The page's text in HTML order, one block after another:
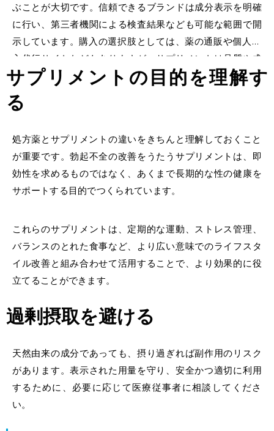
ぶことが大切です。信頼できるブランドは成分表示を明確
に行い、第三者機関による検査結果なども可能な範囲で開
示しています。購入の選択肢としては、薬の通販や個人輸
入代行サイト
などもありますが、サプリメントは品質や成
分表示を重視して選ぶことが大切です。
サプリメントの目的を理解す
る
処方薬とサプリメントの違いをきちんと理解しておくこと
が重要です。勃起不全の改善をうたうサプリメントは、即
効性を求めるものではなく、あくまで長期的な性の健康を
サポートする目的でつくられています。
これらのサプリメントは、定期的な運動、ストレス管理、
バランスのとれた食事など、より広い意味でのライフスタ
イル改善と組み合わせて活用することで、より効果的に役
立てることができます。
過剰摂取を避ける
天然由来の成分であっても、摂り過ぎれば副作用のリスク
があります。表示された用量を守り、安全かつ適切に利用
するために、必要に応じて医療従事者に相談してくださ
い。